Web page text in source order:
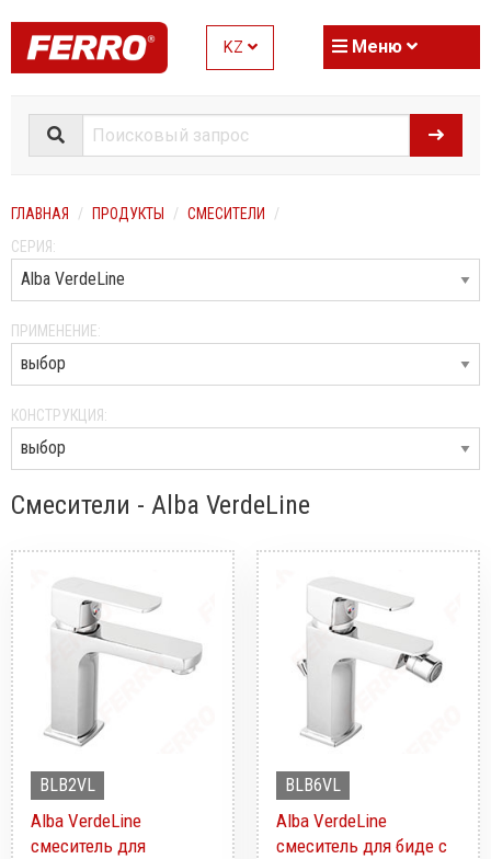
KZ Меню
ГЛАВНАЯ ПРОДУКТЫ
СМЕСИТЕЛИ
СЕРИЯ:
ПРИМЕНЕНИЕ:
КОНСТРУКЦИЯ:
Смесители - Alba VerdeLine
BLB2VL
Alba VerdeLine
смеситель для
BLB6VL
Alba VerdeLine
смеситель для биде с